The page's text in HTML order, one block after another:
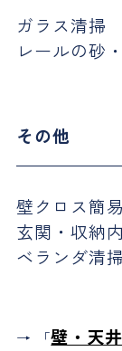
ガラス清掃
レールの砂
その他
壁クロス簡
玄関・収納
ベランダ清掃
→ 「壁・天